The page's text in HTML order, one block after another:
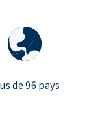
de 96 pays